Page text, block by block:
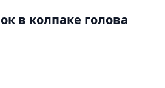
в колпаке голова